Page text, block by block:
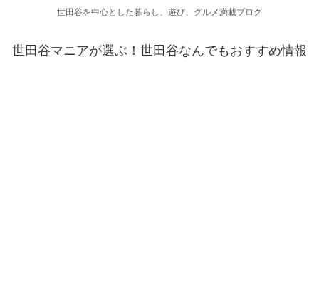
世田谷を中心とした暮らし、遊び、グルメ満載ブログ
世田谷マニアが選ぶ！世田谷なんでもおすすめ情報